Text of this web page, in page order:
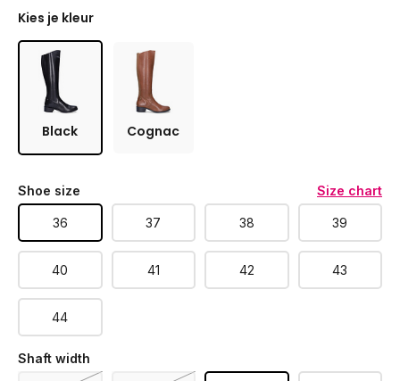
Kies je kleur
Black Cognac
Shoe size Size chart
36 37 38 39
40 41 42 43
44
Shaft width